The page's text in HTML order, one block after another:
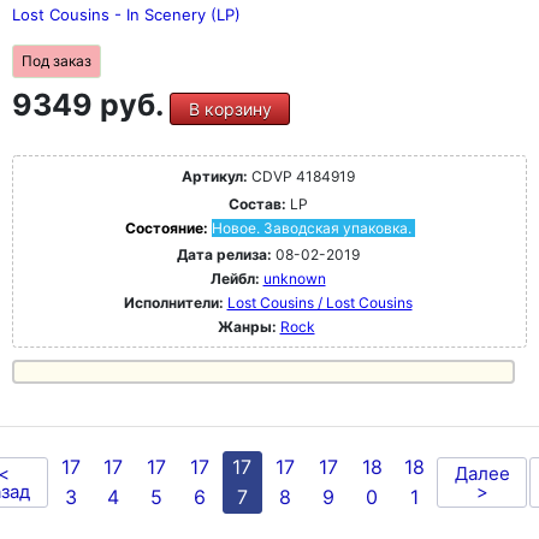
Lost Cousins - In Scenery (LP)
Под заказ
9349 руб. В корзину
Артикул: CDVP 4184919
Состав: LP
Состояние: Новое. Заводская упаковка.
Дата релиза: 08-02-2019
Лейбл: unknown
Исполнители: Lost Cousins / Lost Cousins
Жанры: Rock
17
3
17
4
17
5
17
6
17
7
17
8
17
9
18
0
18
1
Далее
>